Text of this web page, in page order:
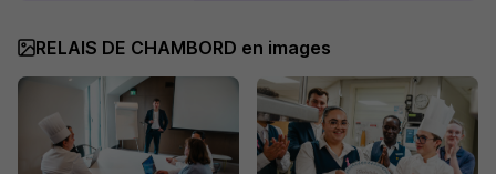
RELAIS DE CHAMBORD en images